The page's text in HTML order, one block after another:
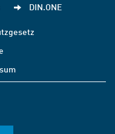
DIN.ONE